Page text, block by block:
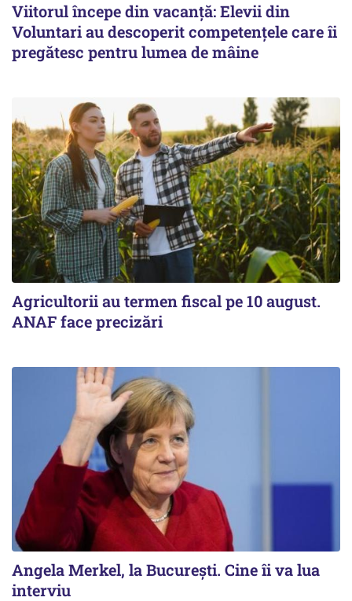
Viitorul începe din vacanță: Elevii din
Voluntari au descoperit competențele care îi
pregătesc pentru lumea de mâine
Agricultorii au termen fiscal pe 10 august.
ANAF face precizări
Angela Merkel, la București. Cine îi va lua
interviu